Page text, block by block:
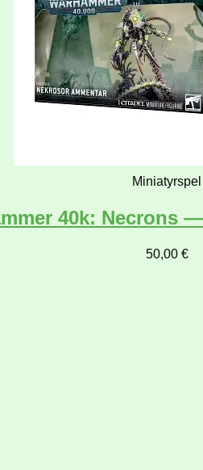
Miniatyrspel
40k: Necrons
50,00 €